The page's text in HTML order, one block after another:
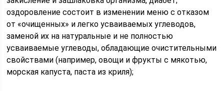
оздоровление состоит в изменении меню с отказом
от «очищенных» и легко усваиваемых углеводов,
заменой их на натуральные и не полностью
усваиваемые углеводы, обладающие очистительными
свойствами (например, овощи и фрукты с мякотью,
морская капуста, паста из криля);